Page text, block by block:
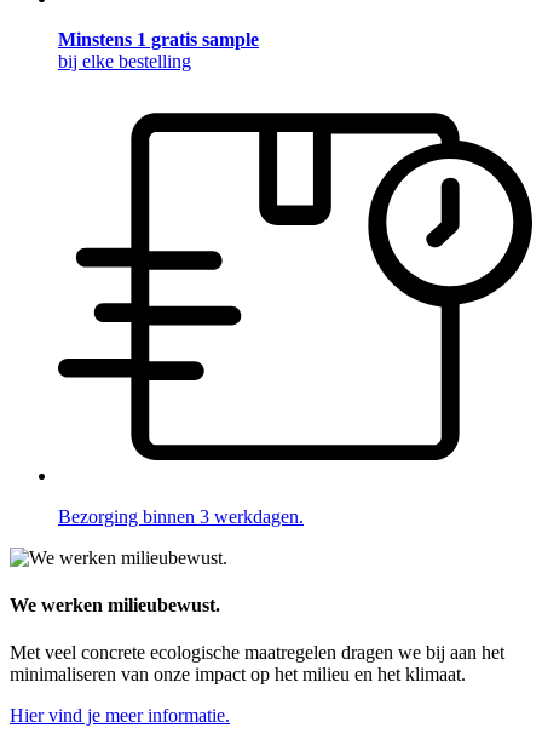
Minstens 1 gratis sample
bij elke bestelling
Bezorging binnen 3 werkdagen.
We werken milieubewust.
Met veel concrete ecologische maatregelen dragen we bij aan het
minimaliseren van onze impact op het milieu en het klimaat.
Hier vind je meer informatie.